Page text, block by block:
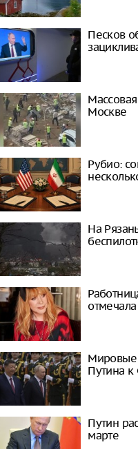
Песков
Москве
Рубио:
На
Мировые
Путина к
Путин
марте